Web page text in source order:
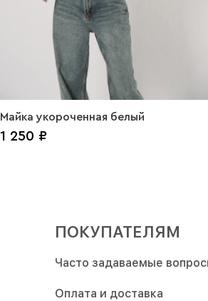
Майка укороченная белый
1 250 ₽
ПОКУПАТЕЛЯМ
Часто задаваемые
Оплата и доставка